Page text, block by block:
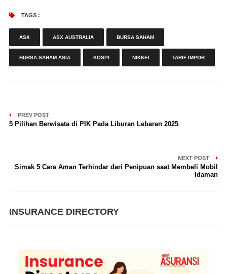
TAGS :
ASX ASX AUSTRALIA BURSA SAHAM
BURSA SAHAM ASIA KOSPI NIKKEI TARIF IMPOR
PREV POST
5 Pilihan Berwisata di PIK Pada Liburan Lebaran 2025
NEXT POST
Simak 5 Cara Aman Terhindar dari Penipuan saat Membeli Mobil
Idaman
INSURANCE DIRECTORY